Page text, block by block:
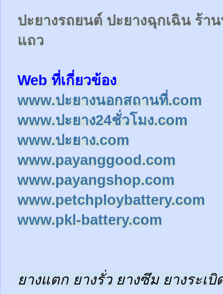
ปะยางรถยนต์ ปะยางฉุกเฉิน ร้า
แถว
Web ที่เกี่ยวข้อง
www.ปะยางนอกสถานที่.com
www.ปะยาง24ชั่วโมง.com
www.ปะยาง.com
www.payanggood.com
www.payangshop.com
www.petchploybattery.com
www.pkl-battery.com
ยางแตก ยางรั่ว ยางซึม ยางระเบิ